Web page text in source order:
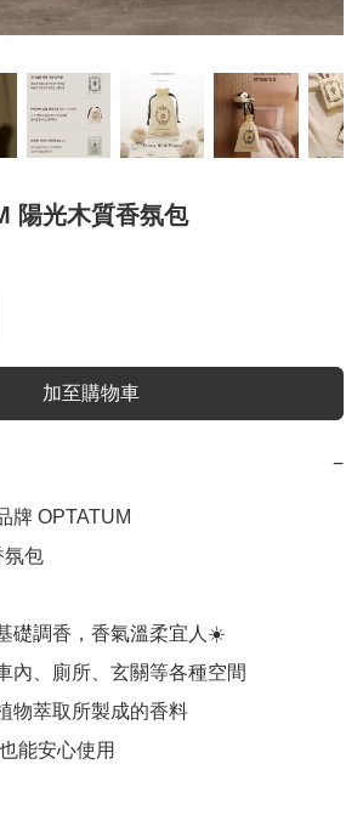
陽光木質香氛包
加至購物車
−
牌 OPTATUM
氛包
礎調香，香氣溫柔宜人☀️
內、廁所、玄關等各種空間
物萃取所製成的香料
能安心使用